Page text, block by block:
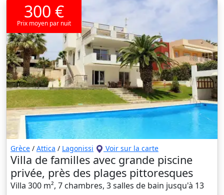
300 €
Prix moyen par nuit
Grèce / Attica / Lagonissi Voir sur la carte
Villa de familles avec grande piscine
privée, près des plages pittoresques
Villa 300 m², 7 chambres, 3 salles de bain jusqu'à 13